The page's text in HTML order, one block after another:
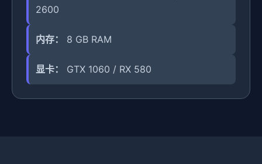
2600
内存： 8 GB RAM
显卡： GTX 1060 / RX 580